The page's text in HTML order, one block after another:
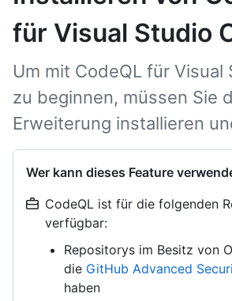
für Visual Studio
Um mit CodeQL für Visual
zu beginnen, müssen Sie
Erweiterung installieren
Wer kann dieses Feature
CodeQL ist für die folgenden
verfügbar:
Repositorys im Besitz von
die GitHub Advanced
haben